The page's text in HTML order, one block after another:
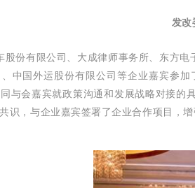
发改
股份有限公司、大成律师事务所、东方
中国外运股份有限公司等企业嘉宾参
与会嘉宾就政策沟通和发展战略对接的
识，与企业嘉宾签署了企业合作项目，增